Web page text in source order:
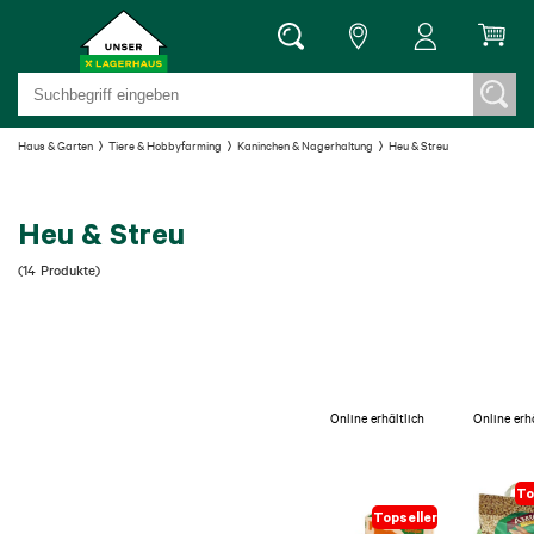
Haus & Garten Tiere & Hobbyfarming Kaninchen & Nagerhaltung Heu & Streu
Heu & Streu
(14 Produkte)
Online erhältlich
Topseller
Online